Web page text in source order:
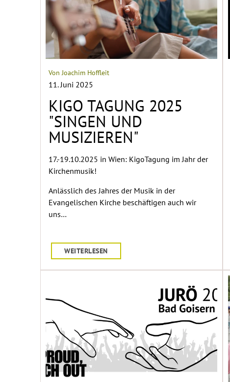
Von Joachim Hoffleit
11. Juni 2025
KIGO TAGUNG 2025
"SINGEN UND
MUSIZIEREN"
17.-19.10.2025 in Wien: KigoTagung im Jahr der
Kirchenmusik!
Anlässlich des Jahres der Musik in der
Evangelischen Kirche beschäftigen auch wir
uns…
WEITERLESEN